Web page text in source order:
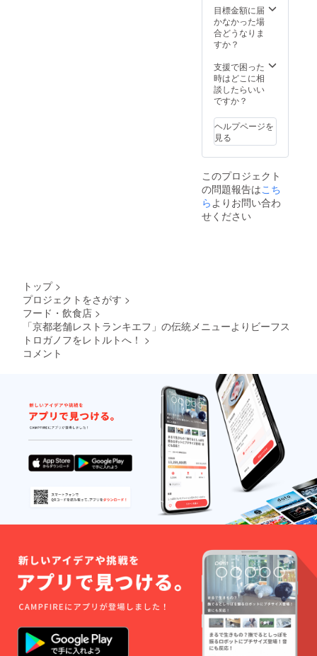
とにな
りま
す。
みでお
届しま
す。 お
のご住
所、
メール
アドレ
ずご明
記くだ
さい。
プロ
ト終了
後お手
元に
「レト
のは完
ルト引
換券番
号」に
則して
順次お
手元に
お送り
するこ
とにな
りま
す。
凍ピロ
シキ２
セット
２）
を、冷
凍配送
にてお
ます
（送料
込）。
プロ
ト終了
２ヶ月
後、レ
トルト
は出来
のご住
ずご明
記くだ
さい。
プロ
ジェク
ト終了
後お手
元に
「レト
ルト引
換券」
と商品
をお送
た、レ
トルト
そのも
のは完
成次
第、
「レト
ルト引
換券番
日、引
換番号
付き）
３枚
凍配送
にてお
送りし
ます。
ジェク
ト終了
２ヶ月
後、レ
は出来
上がり
次第、
送料込
みでお
スを必
ず明記
クト終
了後お
手元に
「レト
ルト引
換券」
と商品
をお送
りしま
す。ま
た、レ
トルト
そのも
のは完
第、
「レト
ルト引
換券番
号」に
則して
順次お
手元に
お送り
目標金額に届
かなかった場
合どうなりま
すか？
支援で困った
時はどこに相
談したらいい
ですか？
ヘルプページを
見る
このプロジェクト
の問題報告はこち
ら よりお問い合わ
せください
トップ >
プロジェクトをさがす >
フード・飲食店 >
「京都老舗レストランキエフ」の伝統メニューよりビーフス
トロガノフをレトルトへ！ >
コメント